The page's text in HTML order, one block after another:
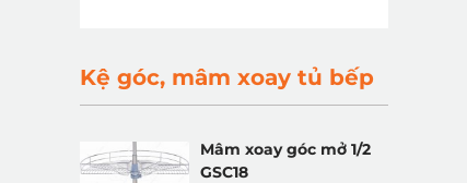
Kệ góc, mâm xoay tủ bếp
Mâm xoay góc mở 1/2
GSC18